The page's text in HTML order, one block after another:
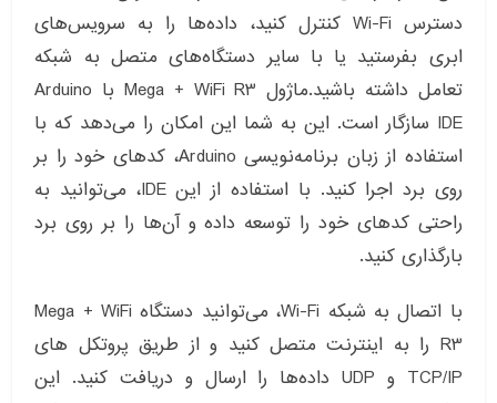
دسترس Wi-Fi کنترل کنید، داده‌ها را به سرویس‌های
ابری بفرستید یا با سایر دستگاه‌های متصل به شبکه
تعامل داشته باشید.ماژول Mega + WiFi R3 با Arduino
IDE سازگار است. این به شما این امکان را می‌دهد که با
استفاده از زبان برنامه‌نویسی Arduino، کدهای خود را بر
روی برد اجرا کنید. با استفاده از این IDE، می‌توانید به
راحتی کدهای خود را توسعه داده و آن‌ها را بر روی برد
بارگذاری کنید.
با اتصال به شبکه Wi-Fi، می‌توانید دستگاه Mega + WiFi
R3 را به اینترنت متصل کنید و از طریق پروتکل های
TCP/IP و UDP داده‌ها را ارسال و دریافت کنید. این